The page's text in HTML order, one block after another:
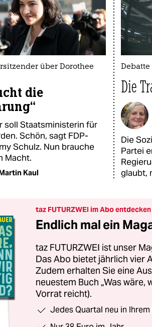
über Dorothee
die
soll Staatsministerin für
Schön, sagt FDP-
Schulz. Nun brauche
Macht.
Kaul
Debatte
Die
Die
Partei
glaubt,
taz FUTURZWEI im Abo entdecken
Endlich mal ein
taz FUTURZWEI ist unser
Das Abo bietet jährlich vier
Zudem erhalten Sie eine
neuestem Buch „Was wäre,
Vorrat reicht).
Jedes Quartal neu in